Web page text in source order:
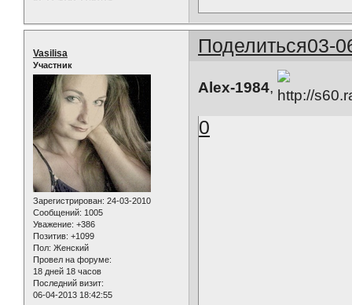
Поделиться03-
Vasilisa
Участник
Зарегистрирован: 24-03-2010
Сообщений: 1005
Уважение: +386
Позитив: +1099
Пол: Женский
Провел на форуме:
18 дней 18 часов
Последний визит:
06-04-2013 18:42:55
Alex-1984,
0